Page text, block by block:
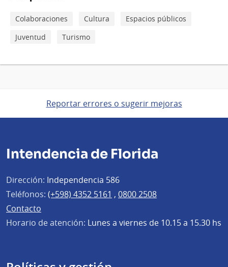
Colaboraciones Cultura
Espacios públicos
Juventud
Turismo
Reportar errores o sugerir mejoras
Intendencia de Florida
Dirección: Independencia 586
Teléfonos: (+598) 4352 5161 , 0800 2508
Contacto
Horario de atención: Lunes a viernes de 10.15 a 15.30 hs